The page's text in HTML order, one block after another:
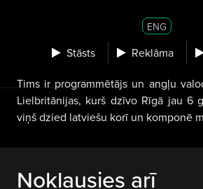
ENG
Stāsts Reklāma
Tims ir programmētājs un angļu
Lielbritānijas, kurš dzīvo Rīgā jau 6
viņš dzied latviešu korī un komponē
Noklausies arī